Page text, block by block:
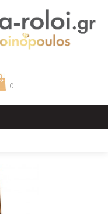
0